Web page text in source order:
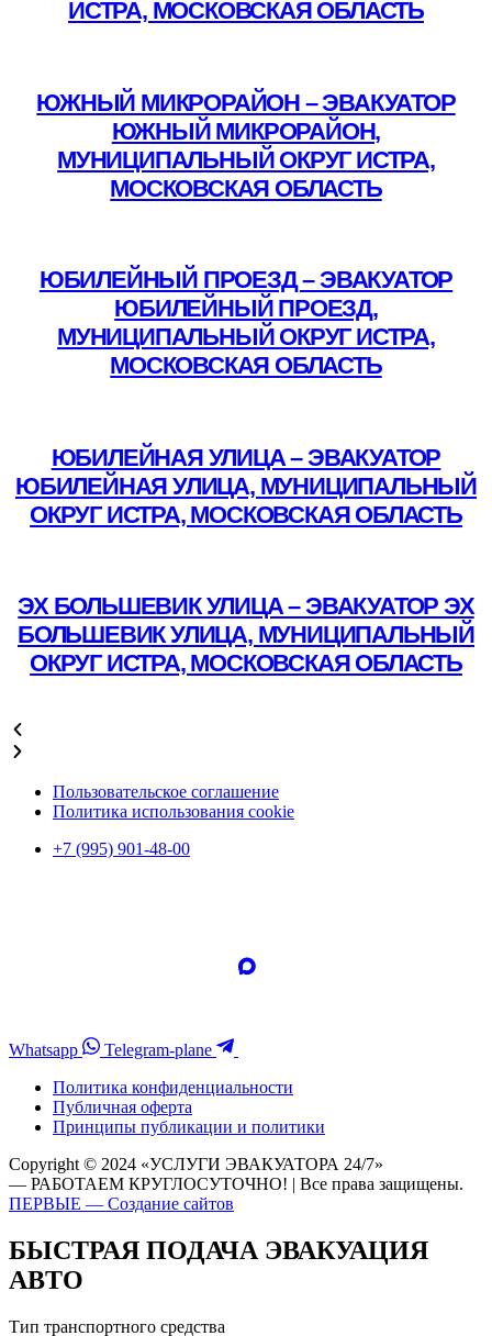
ИСТРА, МОСКОВСКАЯ ОБЛАСТЬ
ЮЖНЫЙ МИКРОРАЙОН – ЭВАКУАТОР
ЮЖНЫЙ МИКРОРАЙОН,
МУНИЦИПАЛЬНЫЙ ОКРУГ ИСТРА,
МОСКОВСКАЯ ОБЛАСТЬ
ЮБИЛЕЙНЫЙ ПРОЕЗД – ЭВАКУАТОР
ЮБИЛЕЙНЫЙ ПРОЕЗД,
МУНИЦИПАЛЬНЫЙ ОКРУГ ИСТРА,
МОСКОВСКАЯ ОБЛАСТЬ
ЮБИЛЕЙНАЯ УЛИЦА – ЭВАКУАТОР
ЮБИЛЕЙНАЯ УЛИЦА, МУНИЦИПАЛЬНЫЙ
ОКРУГ ИСТРА, МОСКОВСКАЯ ОБЛАСТЬ
ЭХ БОЛЬШЕВИК УЛИЦА – ЭВАКУАТОР ЭХ
БОЛЬШЕВИК УЛИЦА, МУНИЦИПАЛЬНЫЙ
ОКРУГ ИСТРА, МОСКОВСКАЯ ОБЛАСТЬ
Пользовательское соглашение
Политика использования cookie
+7 (995) 901-48-00
Whatsapp
Telegram-plane
Политика конфиденциальности
Публичная оферта
Принципы публикации и политики
Copyright © 2024 «УСЛУГИ ЭВАКУАТОРА 24/7»
— РАБОТАЕМ КРУГЛОСУТОЧНО! | Все права защищены.
ПЕРВЫЕ — Создание сайтов
БЫСТРАЯ ПОДАЧА ЭВАКУАЦИЯ
АВТО
Тип транспортного средства